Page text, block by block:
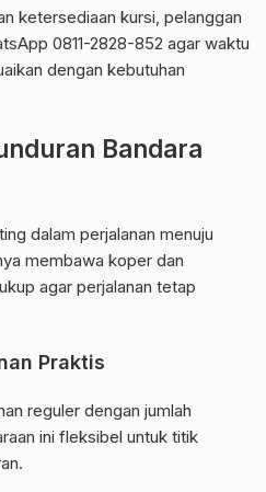
ketersediaan kursi, pelanggan
0811-2828-852 agar waktu
dengan kebutuhan
Bandara
dalam perjalanan menuju
membawa koper dan
agar perjalanan tetap
Praktis
reguler dengan jumlah
ini fleksibel untuk titik